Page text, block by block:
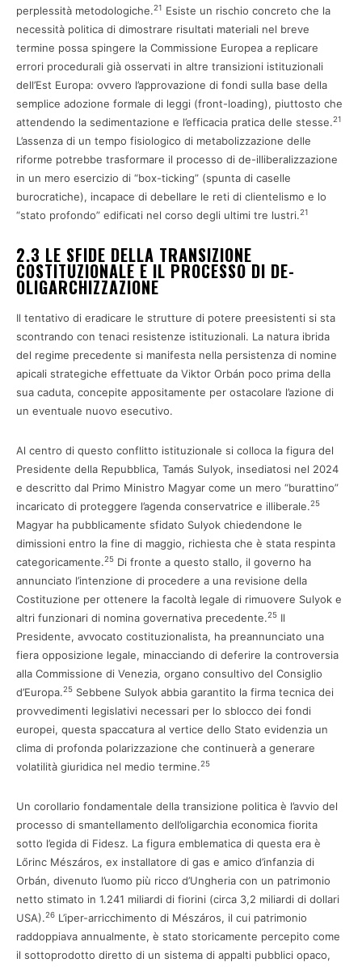
perplessità metodologiche.21 Esiste un rischio concreto che la
necessità politica di dimostrare risultati materiali nel breve
termine possa spingere la Commissione Europea a replicare
errori procedurali già osservati in altre transizioni istituzionali
dell’Est Europa: ovvero l’approvazione di fondi sulla base della
semplice adozione formale di leggi (front-loading), piuttosto che
attendendo la sedimentazione e l’efficacia pratica delle stesse.21
L’assenza di un tempo fisiologico di metabolizzazione delle
riforme potrebbe trasformare il processo di de-illiberalizzazione
in un mero esercizio di “box-ticking” (spunta di caselle
burocratiche), incapace di debellare le reti di clientelismo e lo
“stato profondo” edificati nel corso degli ultimi tre lustri.21
2.3 LE SFIDE DELLA TRANSIZIONE
COSTITUZIONALE E IL PROCESSO DI DE-
OLIGARCHIZZAZIONE
Il tentativo di eradicare le strutture di potere preesistenti si sta
scontrando con tenaci resistenze istituzionali. La natura ibrida
del regime precedente si manifesta nella persistenza di nomine
apicali strategiche effettuate da Viktor Orbán poco prima della
sua caduta, concepite appositamente per ostacolare l’azione di
un eventuale nuovo esecutivo.
Al centro di questo conflitto istituzionale si colloca la figura del
Presidente della Repubblica, Tamás Sulyok, insediatosi nel 2024
e descritto dal Primo Ministro Magyar come un mero “burattino”
incaricato di proteggere l’agenda conservatrice e illiberale.25
Magyar ha pubblicamente sfidato Sulyok chiedendone le
dimissioni entro la fine di maggio, richiesta che è stata respinta
categoricamente.25 Di fronte a questo stallo, il governo ha
annunciato l’intenzione di procedere a una revisione della
Costituzione per ottenere la facoltà legale di rimuovere Sulyok e
altri funzionari di nomina governativa precedente.25 Il
Presidente, avvocato costituzionalista, ha preannunciato una
fiera opposizione legale, minacciando di deferire la controversia
alla Commissione di Venezia, organo consultivo del Consiglio
d’Europa.25 Sebbene Sulyok abbia garantito la firma tecnica dei
provvedimenti legislativi necessari per lo sblocco dei fondi
europei, questa spaccatura al vertice dello Stato evidenzia un
clima di profonda polarizzazione che continuerà a generare
volatilità giuridica nel medio termine.25
Un corollario fondamentale della transizione politica è l’avvio del
processo di smantellamento dell’oligarchia economica fiorita
sotto l’egida di Fidesz. La figura emblematica di questa era è
Lőrinc Mészáros, ex installatore di gas e amico d’infanzia di
Orbán, divenuto l’uomo più ricco d’Ungheria con un patrimonio
netto stimato in 1.241 miliardi di fiorini (circa 3,2 miliardi di dollari
USA).26 L’iper-arricchimento di Mészáros, il cui patrimonio
raddoppiava annualmente, è stato storicamente percepito come
il sottoprodotto diretto di un sistema di appalti pubblici opaco,